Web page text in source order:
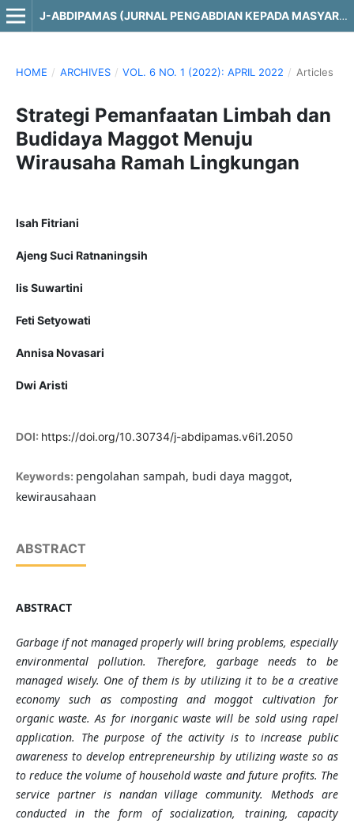
J-ABDIPAMAS (JURNAL PENGABDIAN KEPADA MASYARAKAT)
HOME / ARCHIVES / VOL. 6 NO. 1 (2022): APRIL 2022 / Articles
Strategi Pemanfaatan Limbah dan
Budidaya Maggot Menuju
Wirausaha Ramah Lingkungan
Isah Fitriani
Ajeng Suci Ratnaningsih
Iis Suwartini
Feti Setyowati
Annisa Novasari
Dwi Aristi
DOI: https://doi.org/10.30734/j-abdipamas.v6i1.2050
Keywords: pengolahan sampah, budi daya maggot,
kewirausahaan
ABSTRACT
ABSTRACT
Garbage if not managed properly will bring problems, especially
environmental pollution. Therefore, garbage needs to be
managed wisely. One of them is by utilizing it to be a creative
economy such as composting and moggot cultivation for
organic waste. As for inorganic waste will be sold using rapel
application. The purpose of the activity is to increase public
awareness to develop entrepreneurship by utilizing waste so as
to reduce the volume of household waste and future profits. The
service partner is nandan village community. Methods are
conducted in the form of socialization, training, capacity